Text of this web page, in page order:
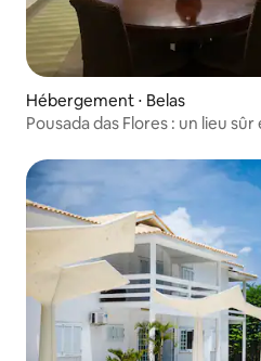
Hébergement ⋅ Belas
Pousada das Flores : un lieu